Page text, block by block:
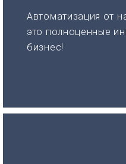
Автоматизация от
это полноценные
бизнес!